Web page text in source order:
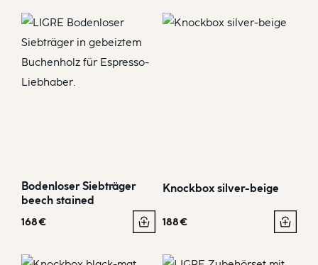
Bodenloser Siebträger
beech stained
168€
Knockbox silver-beige
188€